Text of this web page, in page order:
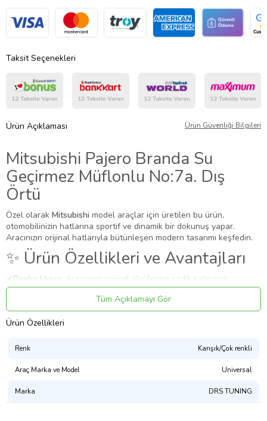
Taksit Seçenekleri
Ürün Açıklaması Ürün Güvenliği Bilgileri
Mitsubishi Pajero Branda Su
Geçirmez Müflonlu No:7a. Dış
Örtü
Özel olarak Mitsubishi model araçlar için üretilen bu ürün,
otomobilinizin hatlarına sportif ve dinamik bir dokunuş yapar.
Aracınızın orijinal hatlarıyla bütünleşen modern tasarımı keşfedin.
✨ Ürün Özellikleri ve Avantajları
✔Birebir Uyum: Aracınızın orijinal ölçülerine sadık kalınarak
üretilmiştir.
Dayanıklı ve uzun ömürlü malzeme.
Uygulama
gerektirebilir.
Güvenli Teslimat
Tüm Açıklamayı Gör
Ürün Özellikleri
Renk Karışık/Çok renkli
Araç Marka ve Model Universal
Marka DRS TUNING